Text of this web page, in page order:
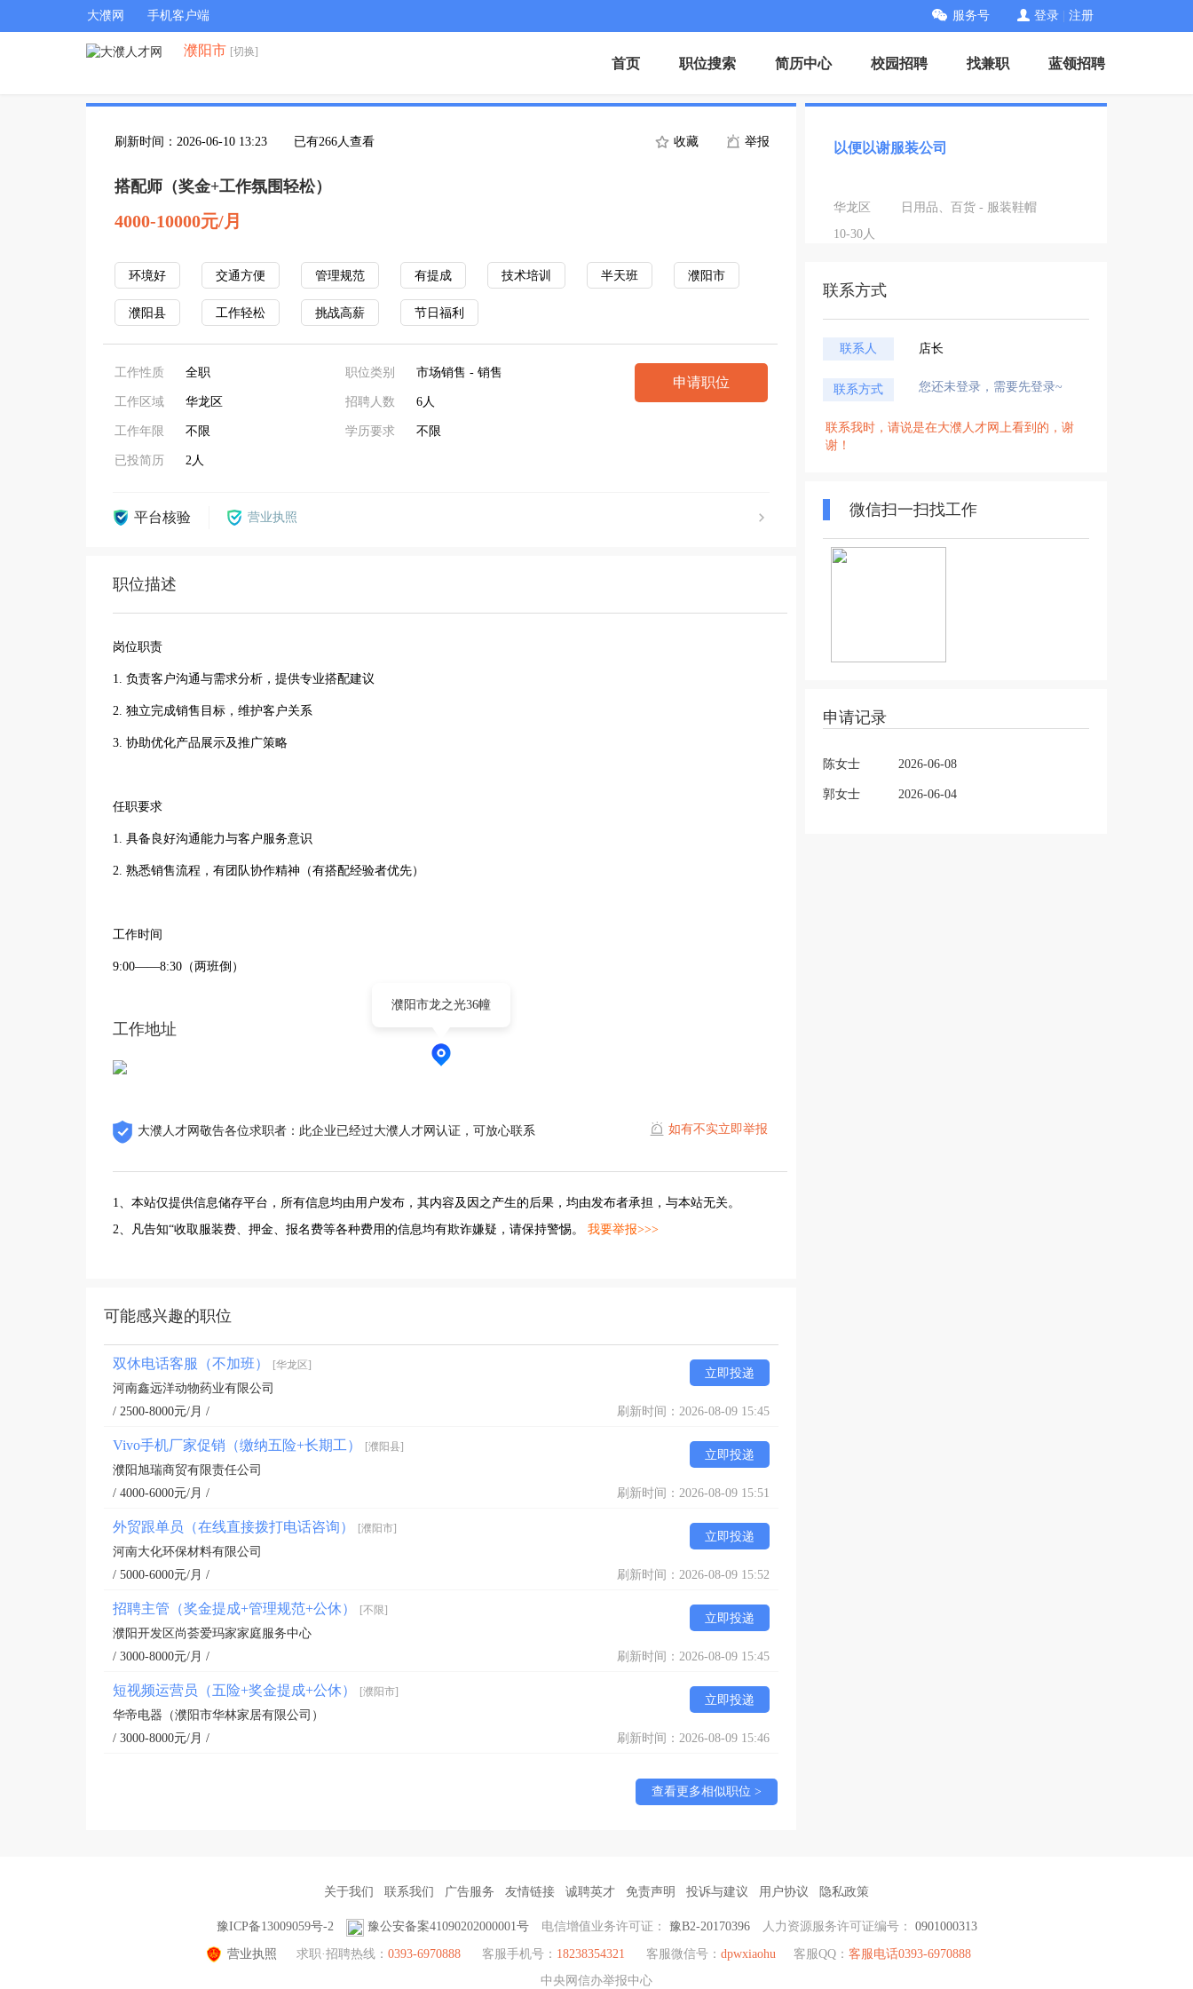
大濮网 手机客户端 服务号 登录 注册
濮阳市 [切换]
首页 职位搜索 简历中心 校园招聘 找兼职 蓝领招聘
刷新时间：2026-06-10 13:23 已有266人查看 收藏 举报
搭配师（奖金+工作氛围轻松）
4000-10000元/月
环境好 交通方便 管理规范 有提成 技术培训 半天班 濮阳市
濮阳县 工作轻松 挑战高薪 节日福利
工作性质 全职
工作区域 华龙区
工作年限 不限
已投简历 2人
职位类别 市场销售 - 销售
招聘人数 6人
学历要求 不限
申请职位
平台核验 营业执照
职位描述
岗位职责
1. 负责客户沟通与需求分析，提供专业搭配建议
2. 独立完成销售目标，维护客户关系
3. 协助优化产品展示及推广策略
任职要求
1. 具备良好沟通能力与客户服务意识
2. 熟悉销售流程，有团队协作精神（有搭配经验者优先）
工作时间
9:00——8:30（两班倒）
工作地址
濮阳市龙之光36幢
大濮人才网敬告各位求职者：此企业已经过大濮人才网认证，可放心联系 如有不实立即举报
1、本站仅提供信息储存平台，所有信息均由用户发布，其内容及因之产生的后果，均由发布者承担，与本站无关。
2、凡告知“收取服装费、押金、报名费等各种费用的信息均有欺诈嫌疑，请保持警惕。 我要举报>>>
可能感兴趣的职位
双休电话客服（不加班） [华龙区]
立即投递
河南鑫远洋动物药业有限公司
/ 2500-8000元/月 /
刷新时间：2026-08-09 15:45
Vivo手机厂家促销（缴纳五险+长期工） [濮阳县]
立即投递
濮阳旭瑞商贸有限责任公司
/ 4000-6000元/月 /
刷新时间：2026-08-09 15:51
外贸跟单员（在线直接拨打电话咨询） [濮阳市]
立即投递
河南大化环保材料有限公司
/ 5000-6000元/月 /
刷新时间：2026-08-09 15:52
招聘主管（奖金提成+管理规范+公休） [不限]
立即投递
濮阳开发区尚荟爱玛家家庭服务中心
/ 3000-8000元/月 /
刷新时间：2026-08-09 15:45
短视频运营员（五险+奖金提成+公休） [濮阳市]
立即投递
华帝电器（濮阳市华林家居有限公司）
/ 3000-8000元/月 /
刷新时间：2026-08-09 15:46
查看更多相似职位 >
以便以谢服装公司
华龙区
日用品、百货 - 服装鞋帽
10-30人
联系方式
联系人 店长
联系方式 您还未登录，需要先登录~
联系我时，请说是在大濮人才网上看到的，谢
谢！
微信扫一扫找工作
申请记录
陈女士 2026-06-08
郭女士 2026-06-04
关于我们 联系我们 广告服务 友情链接 诚聘英才 免责声明 投诉与建议 用户协议 隐私政策
豫ICP备13009059号-2 豫公安备案41090202000001号 电信增值业务许可证： 豫B2-20170396 人力资源服务许可证编号： 0901000313
营业执照 求职·招聘热线： 0393-6970888 客服手机号： 18238354321 客服微信号： dpwxiaohu 客服QQ： 客服电话0393-6970888
中央网信办举报中心